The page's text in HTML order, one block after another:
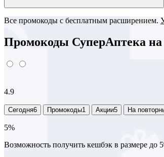
Все промокоды с бесплатным расширением.
Промокоды СуперАптека на
4.9
Сегодня6 Промокоды1 Акции5 На
5%
Возможность получить кешбэк в размере до